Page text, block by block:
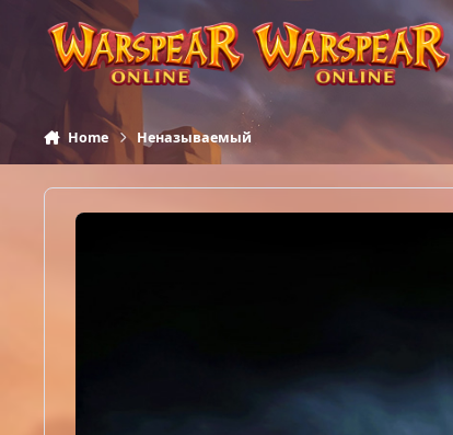
Skip to content
Home Неназываемый